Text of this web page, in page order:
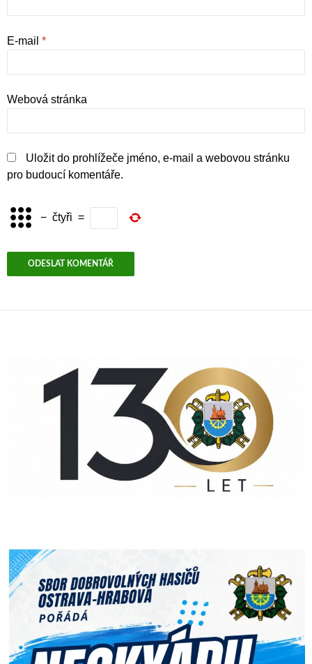
E-mail *
Webová stránka
Uložit do prohlížeče jméno, e-mail a webovou stránku
pro budoucí komentáře.
− čtyři =